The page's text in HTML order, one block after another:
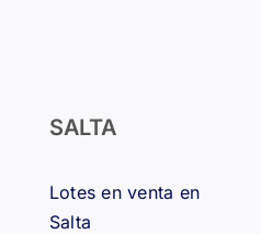
SALTA
Lotes en venta en
Salta